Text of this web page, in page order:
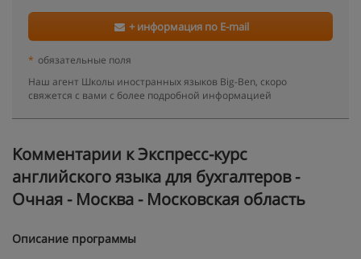
+ информация по E-mail
* обязательные поля
Наш агент Школы иностранных языков Big-Ben, скоро
свяжется с вами с более подробной информацией
Kомментарии к Экспресс-курс
английского языка для бухгалтеров -
Очная - Москва - Московская область
Описание программы